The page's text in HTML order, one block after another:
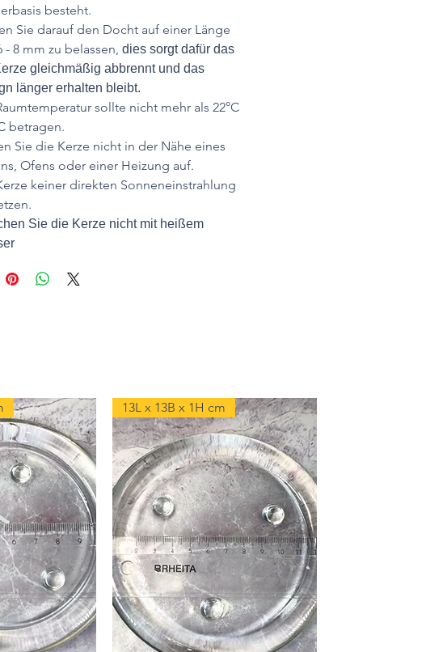
besteht.
Sie darauf den Docht auf einer Länge
- 8 mm zu belassen, dies sorgt dafür das
gleichmäßig abbrennt und das
länger erhalten bleibt.
sollte nicht mehr als 22°C
betragen.
Sie die Kerze nicht in der Nähe eines
Ofens oder einer Heizung auf.
keiner direkten Sonneneinstrahlung
Sie die Kerze nicht mit heißem
13L x 13B x 1H cm